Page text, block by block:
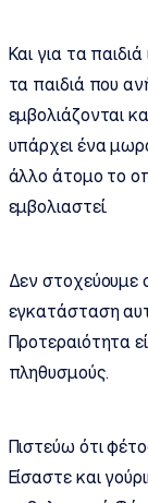
Και για τα
τα παιδιά που
εμβολιάζονται
υπάρχει ένα
άλλο άτομο το
εμβολιαστεί.
Δεν στοχεύουμε
εγκατάσταση
Προτεραιότητα
πληθυσμούς.
Πιστεύω ότι
Είσαστε και